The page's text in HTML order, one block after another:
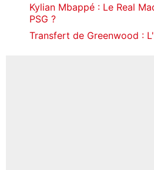
Kylian Mbappé : Le Real
PSG ?
Transfert de Greenwood :